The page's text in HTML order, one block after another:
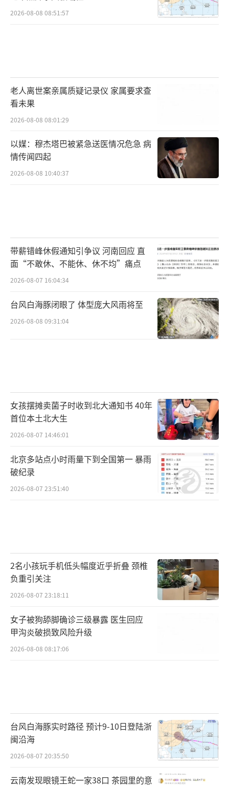
2026-08-08 08:51:57
老人离世案亲属质疑记录仪 家属要求查
看未果
2026-08-08 08:01:29
以媒：穆杰塔巴被紧急送医情况危急 病
情传闻四起
2026-08-08 10:40:37
带薪错峰休假通知引争议 河南回应 直
面“不敢休、不能休、休不均”痛点
2026-08-07 16:04:34
台风白海豚闭眼了 体型庞大风雨将至
2026-08-08 09:31:04
女孩摆摊卖菌子时收到北大通知书 40年
首位本土北大生
2026-08-07 14:46:01
北京多站点小时雨量下到全国第一 暴雨
破纪录
2026-08-07 23:51:40
2名小孩玩手机低头幅度近乎折叠 颈椎
负重引关注
2026-08-07 23:18:11
女子被狗舔脚确诊三级暴露 医生回应
甲沟炎破损致风险升级
2026-08-08 08:17:06
台风白海豚实时路径 预计9-10日登陆浙
闽沿海
2026-08-07 20:35:50
云南发现眼镜王蛇一家38口 茶园里的意